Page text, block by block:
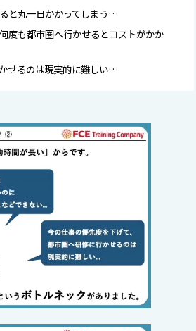
と丸一日かかってしまう…
度も都市圏へ行かせるとコストがかか
せるのは現実的に難しい…